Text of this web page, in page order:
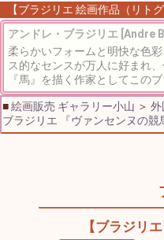
【ブラジリエ 絵画作品（リト
アンドレ・ブラジリエ [Andre
柔らかいフォームと明快な色
ス的なセンスが万人に好まれ
『馬』を描く作家としてこの
■絵画販売 ギャラリー小山 ＞ 外
ブラジリエ 『ヴァンセンヌの競
【ブラジリエ